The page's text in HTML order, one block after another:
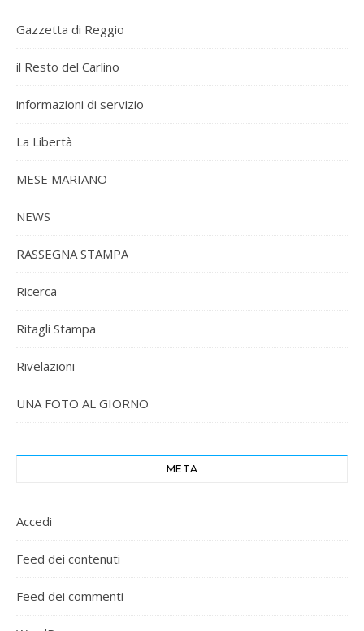
Gazzetta di Reggio
il Resto del Carlino
informazioni di servizio
La Libertà
MESE MARIANO
NEWS
RASSEGNA STAMPA
Ricerca
Ritagli Stampa
Rivelazioni
UNA FOTO AL GIORNO
META
Accedi
Feed dei contenuti
Feed dei commenti